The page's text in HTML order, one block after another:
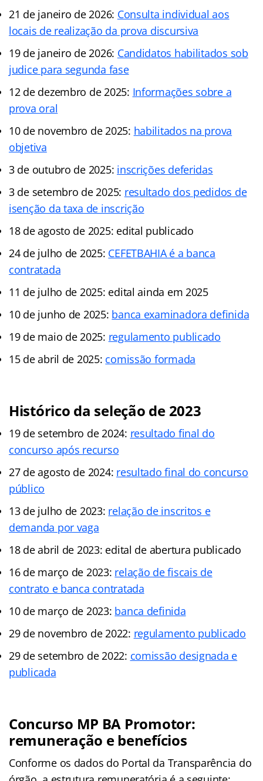
21 de janeiro de 2026: Consulta individual aos
locais de realização da prova discursiva
19 de janeiro de 2026: Candidatos habilitados sob
judice para segunda fase
12 de dezembro de 2025: Informações sobre a
prova oral
10 de novembro de 2025: habilitados na prova
objetiva
3 de outubro de 2025: inscrições deferidas
3 de setembro de 2025: resultado dos pedidos de
isenção da taxa de inscrição
18 de agosto de 2025: edital publicado
24 de julho de 2025: CEFETBAHIA é a banca
contratada
11 de julho de 2025: edital ainda em 2025
10 de junho de 2025: banca examinadora definida
19 de maio de 2025: regulamento publicado
15 de abril de 2025: comissão formada
Histórico da seleção de 2023
19 de setembro de 2024: resultado final do
concurso após recurso
27 de agosto de 2024: resultado final do concurso
público
13 de julho de 2023: relação de inscritos e
demanda por vaga
18 de abril de 2023: edital de abertura publicado
16 de março de 2023: relação de fiscais de
contrato e banca contratada
10 de março de 2023: banca definida
29 de novembro de 2022: regulamento publicado
29 de setembro de 2022: comissão designada e
publicada
Concurso MP BA Promotor:
remuneração e benefícios
Conforme os dados do Portal da Transparência do